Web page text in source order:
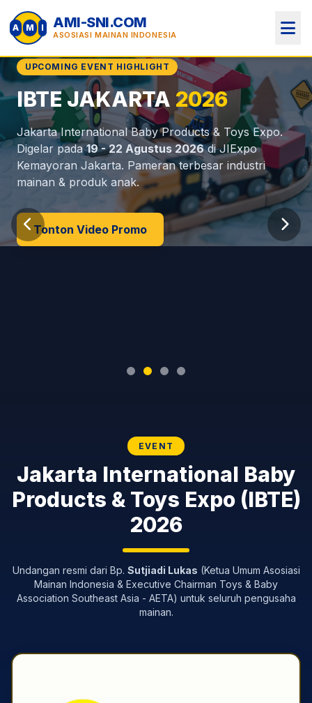
A M I AMI-SNI.COM
ASOSIASI MAINAN INDONESIA
(AMI)
UPCOMING EVENT HIGHLIGHT
IBTE JAKARTA 2026
Jakarta International Baby Products & Toys Expo.
Digelar pada19 - 22 Agustus 2026di JIExpo
Kemayoran Jakarta. Pameran terbesar industri
mainan & produk anak.
Tonton Video Promo
Perlindungan Anak
Indonesia
MOU Internasional
Dokumen & MOU
EVENT
Jakarta International Baby
Products & Toys Expo (IBTE)
2026
Undangan resmi dari Bp. Sutjiadi Lukas (Ketua Umum Asosiasi
Mainan Indonesia & Executive Chairman Toys & Baby
Association Southeast Asia - AETA) untuk seluruh pengusaha
mainan.